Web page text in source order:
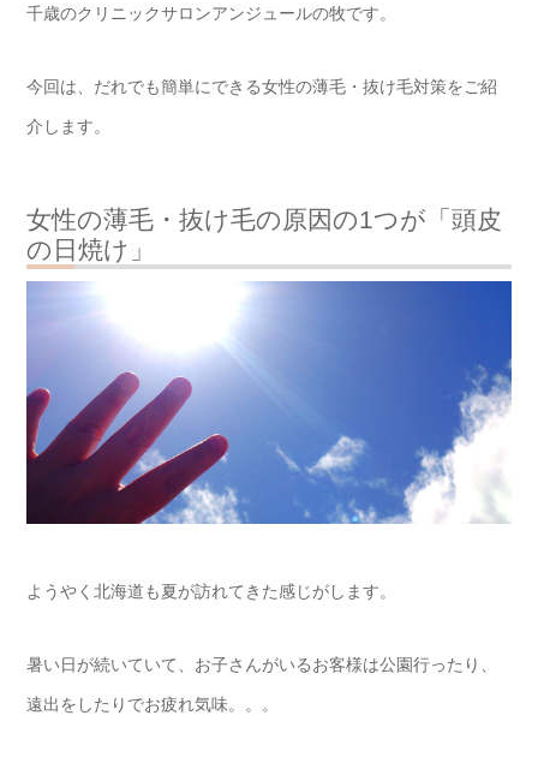
千歳のクリニックサロンアンジュールの牧です。
今回は、だれでも簡単にできる女性の薄毛・抜け毛対策をご紹
介します。
女性の薄毛・抜け毛の原因の1つが「頭皮
の日焼け」
ようやく北海道も夏が訪れてきた感じがします。
暑い日が続いていて、お子さんがいるお客様は公園行ったり、
遠出をしたりでお疲れ気味。。。